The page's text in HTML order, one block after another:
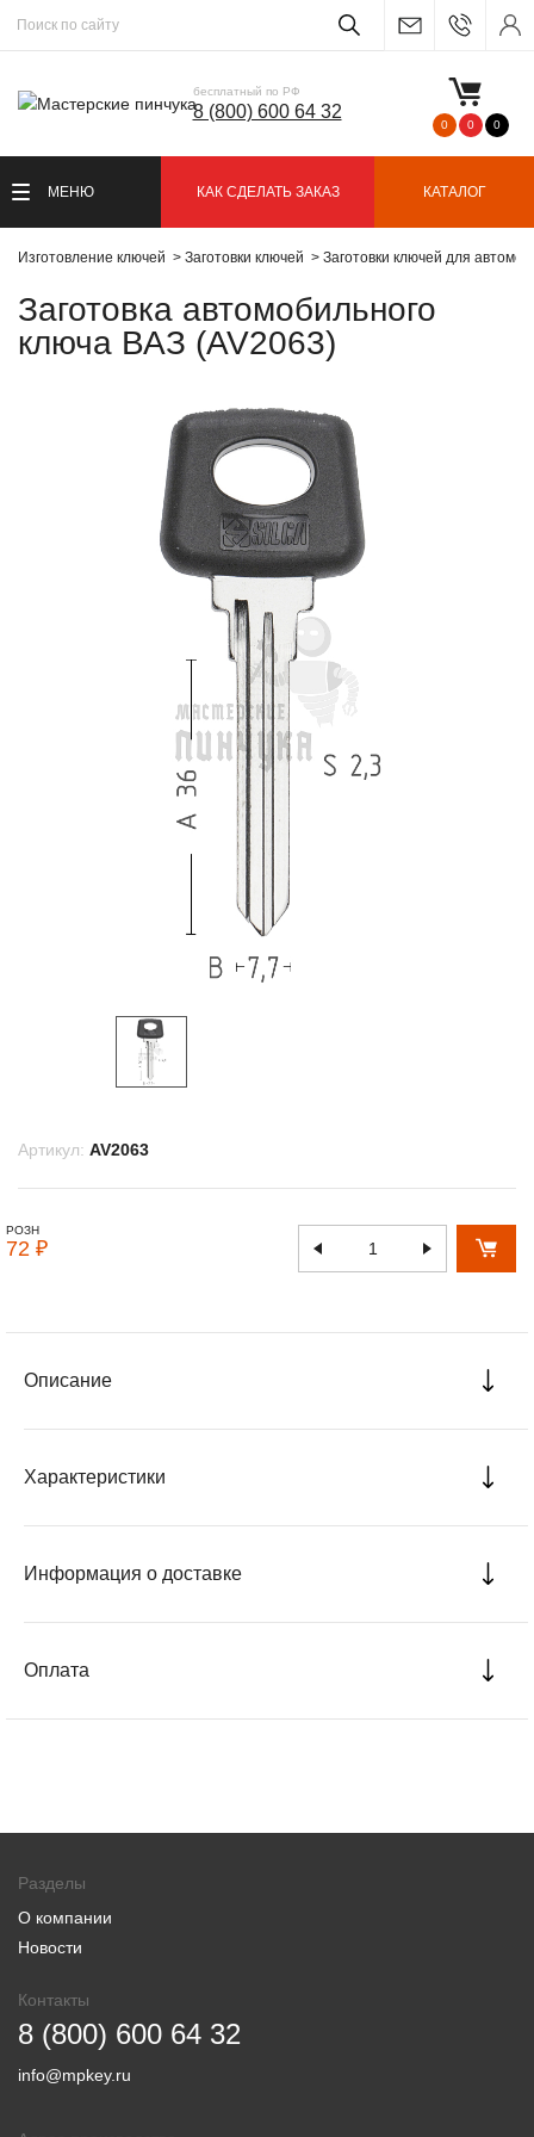
бесплатный по РФ
8 (800) 600 64 32
0 0 0
МЕНЮ КАК СДЕЛАТЬ ЗАКАЗ КАТАЛОГ
Изготовление ключей Заготовки ключей Заготовки ключей для
Заготовка автомобильного
ключа ВАЗ (AV2063)
Артикул: AV2063
РОЗН
72 ₽
Описание
Характеристики
Информация о доставке
Оплата
Разделы
О компании
Новости
Контакты
8 (800) 600 64 32
info@mpkey.ru